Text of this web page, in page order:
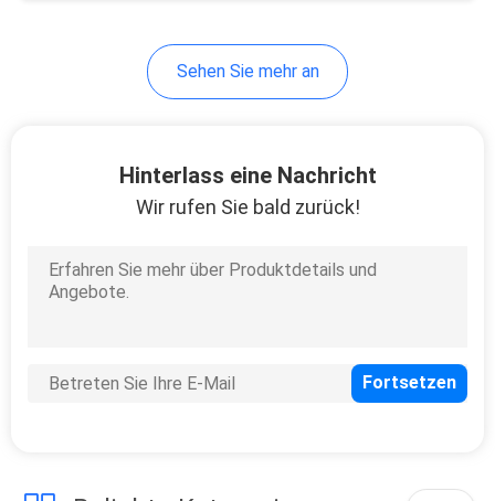
Sehen Sie mehr an
Hinterlass eine Nachricht
Wir rufen Sie bald zurück!